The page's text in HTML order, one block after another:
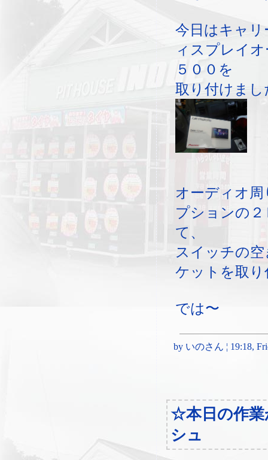
今日はキャ
ィスプレイ
５００を
取り付けまし
オーディオ
プションの
て、
スイッチの
ケットを取
では〜
by いのさん ¦ 19:18,
☆本日の作
シュ